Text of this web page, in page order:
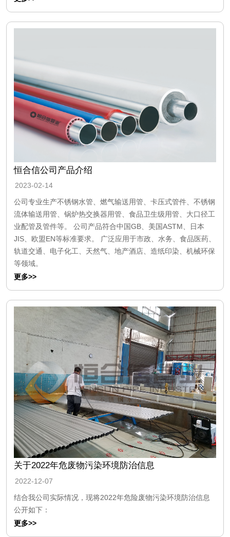
恒合信公司产品介绍
2023-02-14
公司专业生产不锈钢水管、燃气输送用管、卡压式管件、不锈钢
流体输送用管、锅炉热交换器用管、食品卫生级用管、大口径工
业配管及管件等。 公司产品符合中国GB、美国ASTM、日本
JIS、欧盟EN等标准要求。 广泛应用于市政、水务、食品医药、
轨道交通、电子化工、天然气、地产酒店、造纸印染、机械环保
等领域。
更多>>
关于2022年危废物污染环境防治信息
2022-12-07
结合我公司实际情况，现将2022年危险废物污染环境防治信息
公开如下：
更多>>